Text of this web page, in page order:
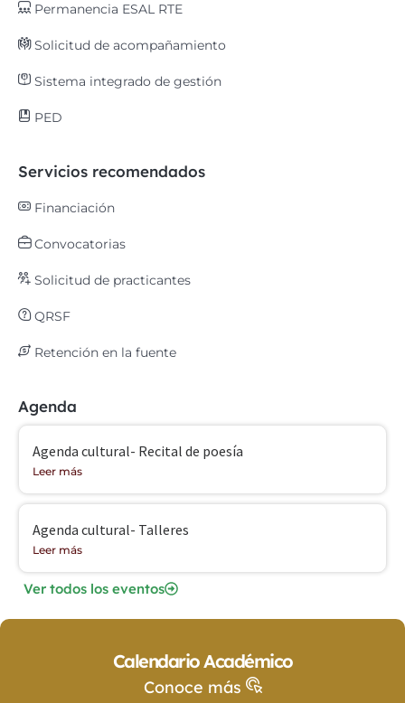
Permanencia ESAL RTE
Solicitud de acompañamiento
Sistema integrado de gestión
PED
Servicios recomendados
Financiación
Convocatorias
Solicitud de practicantes
QRSF
Retención en la fuente
Agenda
Agenda cultural- Recital de poesía
Leer más
Agenda cultural- Talleres
Leer más
Ver todos los eventos
Calendario Académico
Conoce más